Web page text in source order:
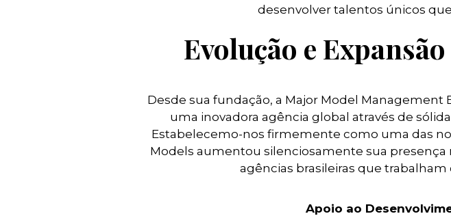
desenvolver talentos únicos
Evolução e
Desde sua fundação, a Major Model
uma inovadora agência global através de
Estabelecemo-nos firmemente como uma das
Models aumentou silenciosamente sua
agências brasileiras que
Apoio ao